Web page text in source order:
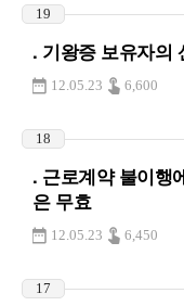
19
. 기왕증 보유자의
12.05.23 6,600
18
. 근로계약 불이행
은 무효
12.05.23 6,450
17